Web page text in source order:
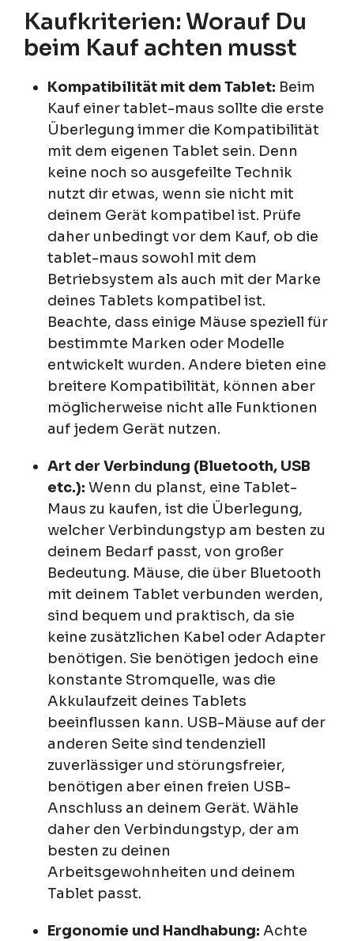
Kaufkriterien: Worauf Du
beim Kauf achten musst
Kompatibilität mit dem Tablet: Beim
Kauf einer tablet-maus sollte die erste
Überlegung immer die Kompatibilität
mit dem eigenen Tablet sein. Denn
keine noch so ausgefeilte Technik
nutzt dir etwas, wenn sie nicht mit
deinem Gerät kompatibel ist. Prüfe
daher unbedingt vor dem Kauf, ob die
tablet-maus sowohl mit dem
Betriebsystem als auch mit der Marke
deines Tablets kompatibel ist.
Beachte, dass einige Mäuse speziell für
bestimmte Marken oder Modelle
entwickelt wurden. Andere bieten eine
breitere Kompatibilität, können aber
möglicherweise nicht alle Funktionen
auf jedem Gerät nutzen.
Art der Verbindung (Bluetooth, USB
etc.): Wenn du planst, eine Tablet-
Maus zu kaufen, ist die Überlegung,
welcher Verbindungstyp am besten zu
deinem Bedarf passt, von großer
Bedeutung. Mäuse, die über Bluetooth
mit deinem Tablet verbunden werden,
sind bequem und praktisch, da sie
keine zusätzlichen Kabel oder Adapter
benötigen. Sie benötigen jedoch eine
konstante Stromquelle, was die
Akkulaufzeit deines Tablets
beeinflussen kann. USB-Mäuse auf der
anderen Seite sind tendenziell
zuverlässiger und störungsfreier,
benötigen aber einen freien USB-
Anschluss an deinem Gerät. Wähle
daher den Verbindungstyp, der am
besten zu deinen
Arbeitsgewohnheiten und deinem
Tablet passt.
Ergonomie und Handhabung: Achte